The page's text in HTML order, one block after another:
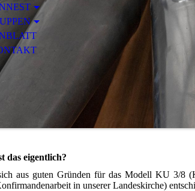
das eigentlich?
aus guten Gründen für das Modell KU 3/8
in unserer Landeskirche)